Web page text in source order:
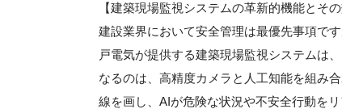
【建築現場監視システムの革新的機能とその
建設業界において安全管理は最優先事項で
戸電気が提供する建築現場監視システムは
なるのは、高精度カメラと人工知能を組み
線を画し、AIが危険な状況や不安全行動を